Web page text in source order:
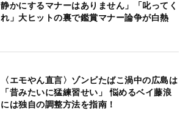
静かにするマナーはありません」「叱ってく
れ」大ヒットの裏で鑑賞マナー論争が白熱
〈エモやん直言〉ゾンビたばこ渦中の広島は
「昔みたいに猛練習せい」 悩めるベイ藤浪
には独自の調整方法を指南！